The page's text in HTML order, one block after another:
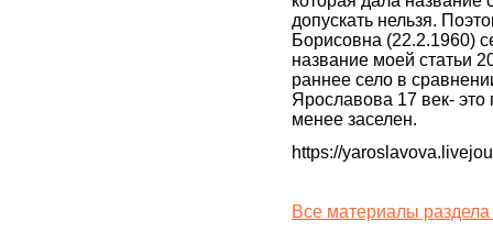
допускать нельзя.
Борисовна (22.2.1960)
название моей статьи
раннее село в
Ярославова 17 век- это
менее заселен.
https://
Все материалы